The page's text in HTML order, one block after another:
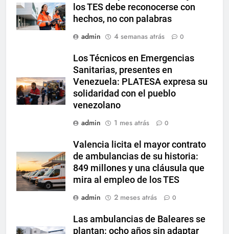
los TES debe reconocerse con
hechos, no con palabras
admin
4 semanas atrás 0
Los Técnicos en Emergencias
Sanitarias, presentes en
Venezuela: PLATESA expresa su
solidaridad con el pueblo
venezolano
admin
1 mes atrás 0
Valencia licita el mayor contrato
de ambulancias de su historia:
849 millones y una cláusula que
mira al empleo de los TES
admin
2 meses atrás 0
Las ambulancias de Baleares se
plantan: ocho años sin adaptar